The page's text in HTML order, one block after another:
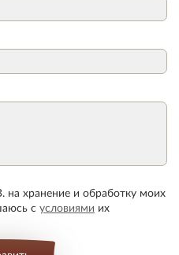
на хранение и обработку моих
с условиями их